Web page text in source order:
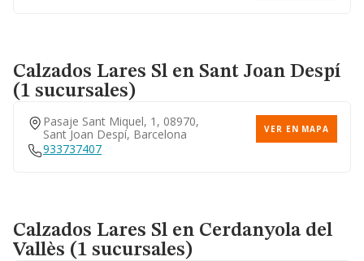
Calzados Lares Sl en Sant Joan Despí
(1 sucursales)
Pasaje Sant Miquel, 1, 08970,
Sant Joan Despí, Barcelona
VER EN MAPA
933737407
Calzados Lares Sl en Cerdanyola del
Vallès (1 sucursales)